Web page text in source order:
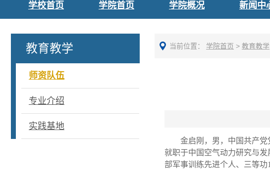
学校首页 学院首页 学院概况 新闻中
教育教学
师资队伍
专业介绍
实践基地
当前位置： 学院首页 > 教育教学
金启刚，男，中国共产
就职于中国空气动力研究与
部军事训练先进个人、三等功1